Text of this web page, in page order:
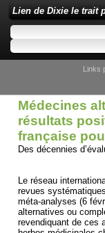
Lien de Dixie le trait
Links
Médecines
résultats
française
Des décennies
Le réseau
revues
méta-analyses (6
alternatives ou
revendiquant de ces